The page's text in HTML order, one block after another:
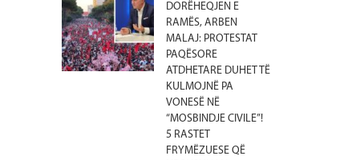
DORËHEQJEN E
RAMËS, ARBEN
MALAJ: PROTESTAT
PAQËSORE
ATDHETARE DUHET TË
KULMOJNË PA
VONESË NË
“MOSBINDJE CIVILE”!
5 RASTET
FRYMËZUESE QË